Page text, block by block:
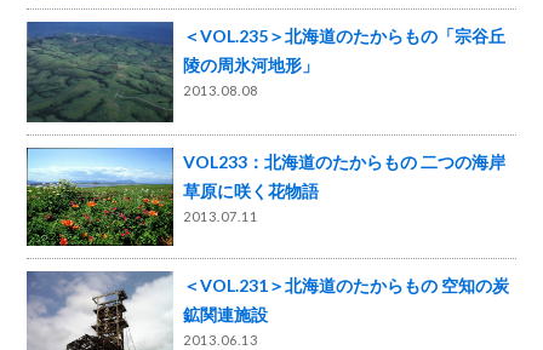
＜VOL.235＞北海道のたからもの「宗谷丘
陵の周氷河地形」
2013.08.08
VOL233：北海道のたからもの 二つの海岸
草原に咲く花物語
2013.07.11
＜VOL.231＞北海道のたからもの 空知の炭
鉱関連施設
2013.06.13